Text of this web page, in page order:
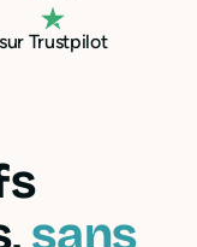
sur Trustpilot
sans